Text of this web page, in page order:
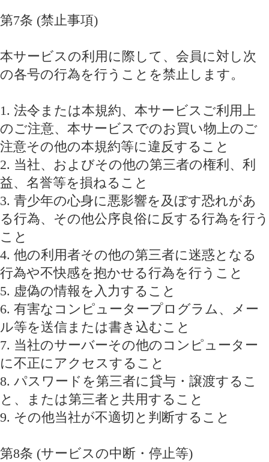
第7条 (禁止事項)
本サービスの利用に際して、会員に対し次
の各号の行為を行うことを禁止します。
1. 法令または本規約、本サービスご利用上
のご注意、本サービスでのお買い物上のご
注意その他の本規約等に違反すること
2. 当社、およびその他の第三者の権利、利
益、名誉等を損ねること
3. 青少年の心身に悪影響を及ぼす恐れがあ
る行為、その他公序良俗に反する行為を行う
こと
4. 他の利用者その他の第三者に迷惑となる
行為や不快感を抱かせる行為を行うこと
5. 虚偽の情報を入力すること
6. 有害なコンピュータープログラム、メー
ル等を送信または書き込むこと
7. 当社のサーバーその他のコンピューター
に不正にアクセスすること
8. パスワードを第三者に貸与・譲渡するこ
と、または第三者と共用すること
9. その他当社が不適切と判断すること
第8条 (サービスの中断・停止等)